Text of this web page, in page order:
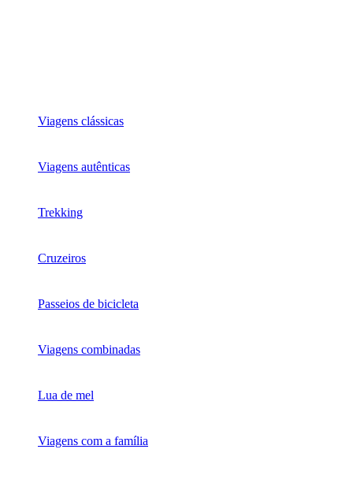
Viagens clássicas
Viagens autênticas
Trekking
Cruzeiros
Passeios de bicicleta
Viagens combinadas
Lua de mel
Viagens com a família